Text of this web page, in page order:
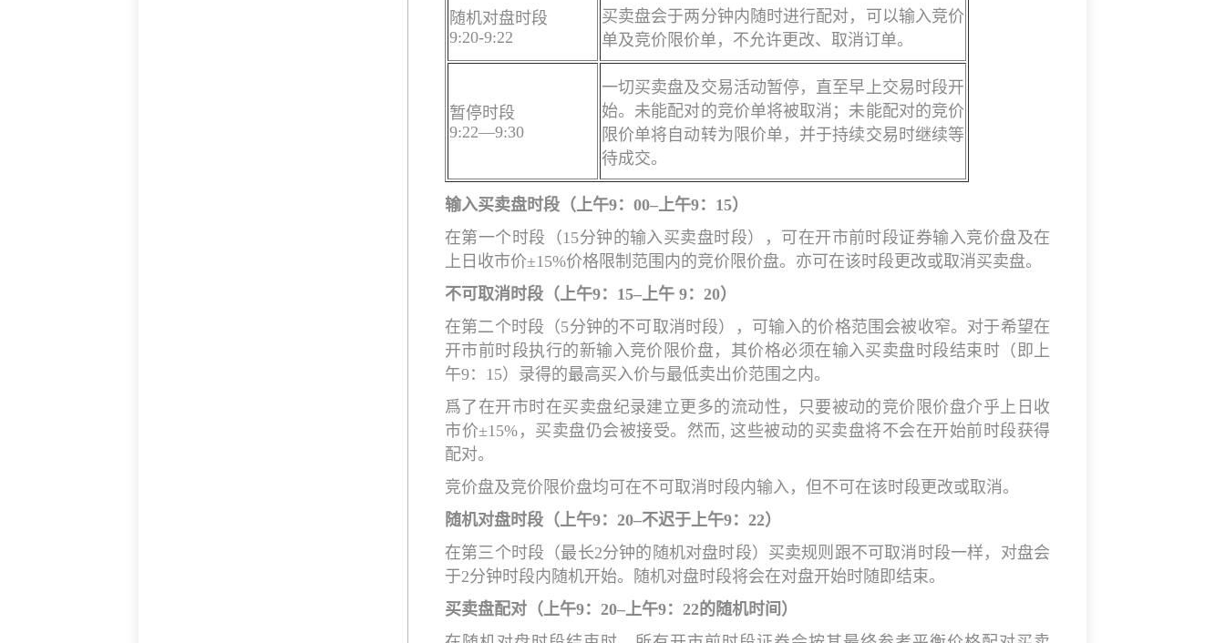
随机对盘时段
9:20-9:22
买卖盘会于两分钟内随时进行配对，可以输入竞价
单及竞价限价单，不允许更改、取消订单。
暂停时段
9:22—9:30
一切买卖盘及交易活动暂停，直至早上交易时段开
始。未能配对的竞价单将被取消；未能配对的竞价
限价单将自动转为限价单，并于持续交易时继续等
待成交。
输入买卖盘时段（上午9： 00–上午9： 15）
在第一个时段（15分钟的输入买卖盘时段），可在开市前时段证券输入竞价盘及在
上日收市价±15%价格限制范围内的竞价限价盘。亦可在该时段更改或取消买卖盘。
不可取消时段（上午9： 15–上午 9： 20）
在第二个时段（5分钟的不可取消时段），可输入的价格范围会被收窄。对于希望在
开市前时段执行的新输入竞价限价盘，其价格必须在输入买卖盘时段结束时（即上
午9：15）录得的最高买入价与最低卖出价范围之内。
爲了在开市时在买卖盘纪录建立更多的流动性，只要被动的竞价限价盘介乎上日收
市价±15%，买卖盘仍会被接受。然而, 这些被动的买卖盘将不会在开始前时段获得
配对。
竞价盘及竞价限价盘均可在不可取消时段内输入，但不可在该时段更改或取消。
随机对盘时段（上午9： 20–不迟于上午9： 22）
在第三个时段（最长2分钟的随机对盘时段）买卖规则跟不可取消时段一样，对盘会
于2分钟时段内随机开始。随机对盘时段将会在对盘开始时随即结束。
买卖盘配对（上午9： 20–上午9： 22的随机时间）